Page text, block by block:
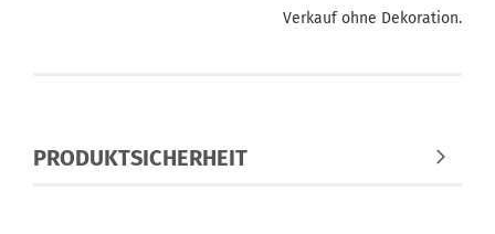
Verkauf ohne Dekoration.
PRODUKTSICHERHEIT